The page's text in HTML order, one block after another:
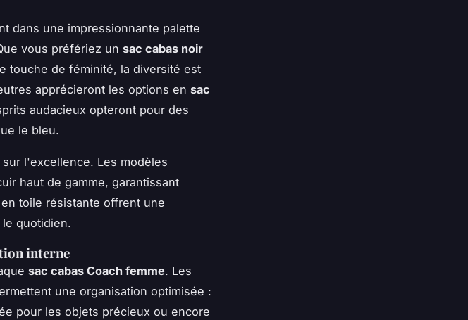
dans une impressionnante palette
vous préfériez un sac cabas noir
touche de féminité, la diversité est
apprécieront les options en sac
audacieux opteront pour des
le bleu.
sur l'excellence. Les modèles
haut de gamme, garantissant
toile résistante offrent une
quotidien.
interne
sac cabas Coach femme. Les
une organisation optimisée :
pour les objets précieux ou encore